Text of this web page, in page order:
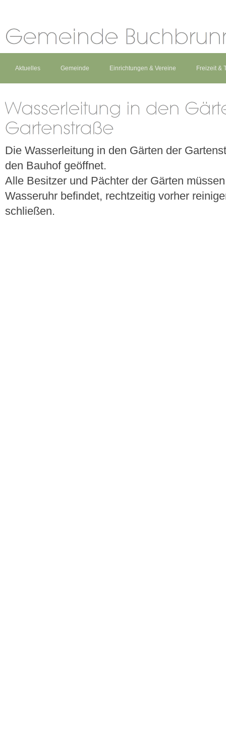
Aktuelles Gemeinde Einrichtungen & Vereine Freizeit &
Die Wasserleitung in den Gärten der
den Bauhof geöffnet.
Alle Besitzer und Pächter der Gärten
Wasseruhr befindet, rechtzeitig vorher
schließen.